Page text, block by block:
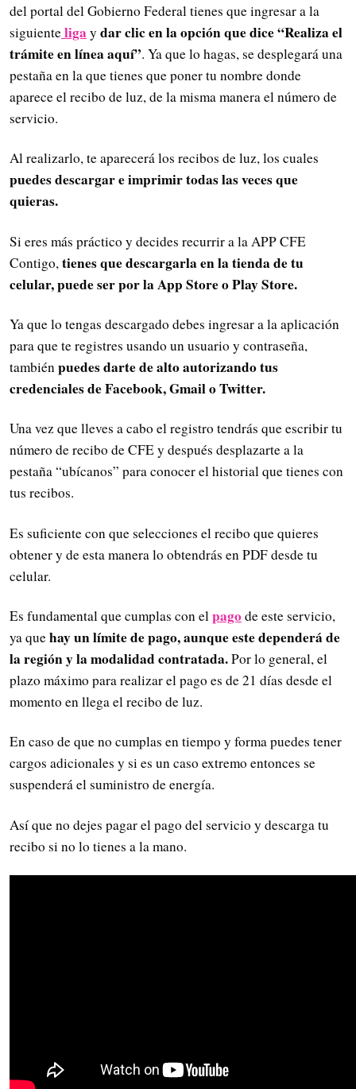
del portal del Gobierno Federal tienes que ingresar a la
siguienteliga y dar clic en la opción que dice “Realiza el
trámite en línea aquí”. Ya que lo hagas, se desplegará una
pestaña en la que tienes que poner tu nombre donde
aparece el recibo de luz, de la misma manera el número de
servicio.
Al realizarlo, te aparecerá los recibos de luz, los cuales
puedes descargar e imprimir todas las veces que
quieras.
Si eres más práctico y decides recurrir a la APP CFE
Contigo,tienes que descargarla en la tienda de tu
celular, puede ser por la App Store o Play Store.
Ya que lo tengas descargado debes ingresar a la aplicación
para que te registres usando un usuario y contraseña,
tambiénpuedes darte de alto autorizando tus
credenciales de Facebook, Gmail o Twitter.
Una vez que lleves a cabo el registro tendrás que escribir tu
número de recibo de CFE y después desplazarte a la
pestaña “ubícanos” para conocer el historial que tienes con
tus recibos.
Es suficiente con que selecciones el recibo que quieres
obtener y de esta manera lo obtendrás en PDF desde tu
celular.
Es fundamental que cumplas con elpagode este servicio,
ya quehay un límite de pago, aunque este dependerá de
la región y la modalidad contratada.Por lo general, el
plazo máximo para realizar el pago es de 21 días desde el
momento en llega el recibo de luz.
En caso de que no cumplas en tiempo y forma puedes tener
cargos adicionales y si es un caso extremo entonces se
suspenderá el suministro de energía.
Así que no dejes pagar el pago del servicio y descarga tu
recibo si no lo tienes a la mano.